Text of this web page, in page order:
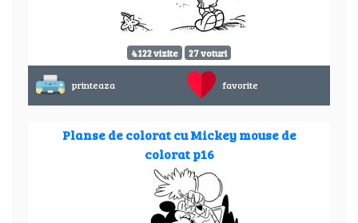
4122 vizite 27 voturi
printeaza favorite
Planse de colorat cu Mickey mouse de
colorat p16